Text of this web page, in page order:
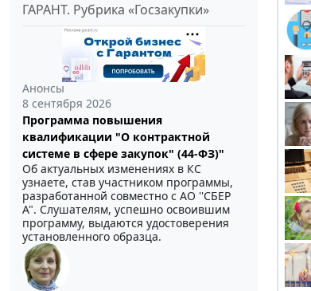
ГАРАНТ. Рубрика «Госзакупки»
Анонсы
8 сентября 2026
Программа повышения
квалификации "О контрактной
системе в сфере закупок" (44-ФЗ)"
Об актуальных изменениях в КС
узнаете, став участником программы,
разработанной совместно с АО ''СБЕР
А". Слушателям, успешно освоившим
программу, выдаются удостоверения
установленного образца.